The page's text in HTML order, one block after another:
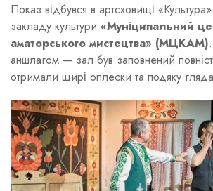
Показ відбувся в артсховищі
закладу культури «Муніципальний
аматорського мистецтва» (МЦКАМ)
аншлагом — зал був заповнений
отримали щирі оплески та подяку